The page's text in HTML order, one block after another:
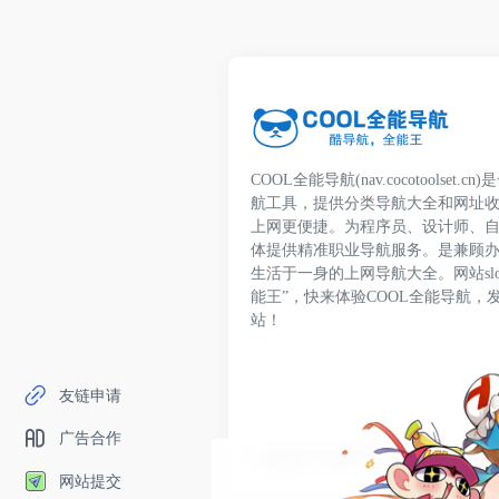
友链申请
广告合作
网站提交
COOL全能导航(nav.cocotoolset.cn)
航工具，提供分类导航大全和网址
上网更便捷。为程序员、设计师、
体提供精准职业导航服务。是兼顾
生活于一身的上网导航大全。网站
能王”，快来体验COOL全能导航，
站！
Copyright © 2026 COOL全能导航 鄂ICP备